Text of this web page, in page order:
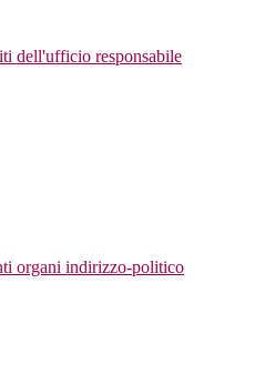
dell'ufficio responsabile
organi indirizzo-politico